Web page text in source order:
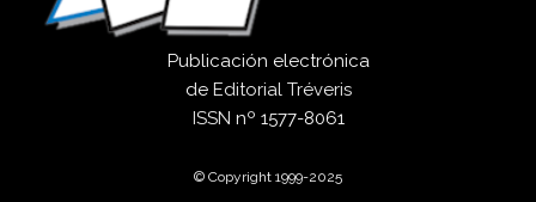
Publicación electrónica
de Editorial Tréveris
ISSN nº 1577-8061
© Copyright 1999-2025